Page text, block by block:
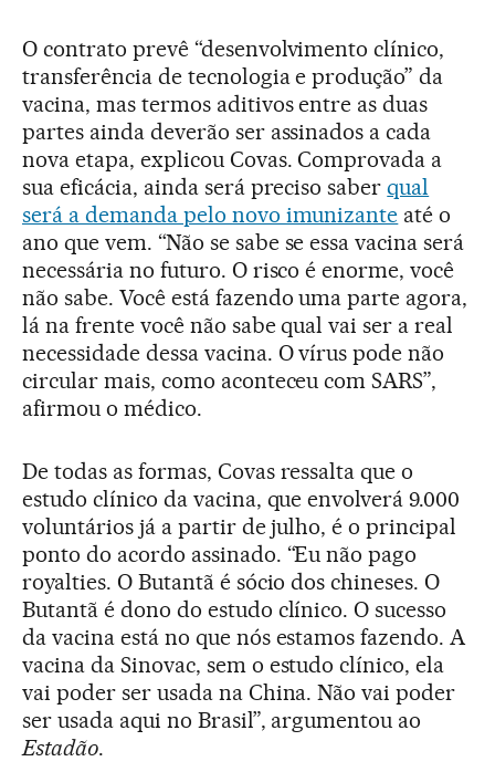
O contrato prevê “desenvolvimento clínico,
transferência de tecnologia e produção” da
vacina, mas termos aditivos entre as duas
partes ainda deverão ser assinados a cada
nova etapa, explicou Covas. Comprovada a
sua eficácia, ainda será preciso saberqual
será a demanda pelo novo imunizante até o
ano que vem. “Não se sabe se essa vacina será
necessária no futuro. O risco é enorme, você
não sabe. Você está fazendo uma parte agora,
lá na frente você não sabe qual vai ser a real
necessidade dessa vacina. O vírus pode não
circular mais, como aconteceu com SARS”,
afirmou o médico.
De todas as formas, Covas ressalta que o
estudo clínico da vacina, que envolverá 9.000
voluntários já a partir de julho, é o principal
ponto do acordo assinado. “Eu não pago
royalties. O Butantã é sócio dos chineses. O
Butantã é dono do estudo clínico. O sucesso
da vacina está no que nós estamos fazendo. A
vacina da Sinovac, sem o estudo clínico, ela
vai poder ser usada na China. Não vai poder
ser usada aqui no Brasil”, argumentou ao
Estadão.